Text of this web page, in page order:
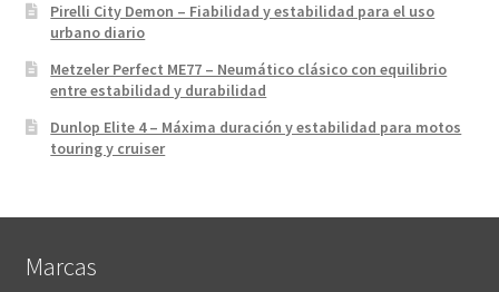
Pirelli City Demon – Fiabilidad y estabilidad para el uso
urbano diario
Metzeler Perfect ME77 – Neumático clásico con equilibrio
entre estabilidad y durabilidad
Dunlop Elite 4 – Máxima duración y estabilidad para motos
touring y cruiser
Marcas